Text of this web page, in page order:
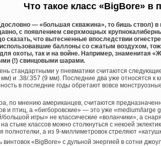
Что такое класс «BigBore» в
— «большая скважина», то бишь ствол) в
с появлением сверхмощных
сказать, что вытесненные впоследствии
баллоны со сжатым воздухом,
охоты, так и на войне. Например, знаменитая
(!) свинцовыми шарами.
стандартными у пневматики считаются
и .38/.357 (9 мм). Последние два уже относятся к
в последние годы обретают вовсе
по мнению американцев, считаются
и птиц, а «бигборовские» — это уже «medium/
большой игры» не классические «воланчики», а
стыке классов можно столкнуться с некоей
полнотелки, а из 9-миллиметровок стреляют
винтовок «BigBore» с дульной энергией в сотни